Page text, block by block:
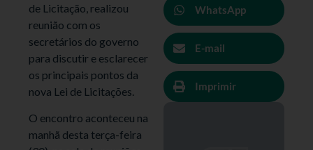
de Licitação, realizou
reunião com os
secretários do governo
para discutir e esclarecer
os principais pontos da
nova Lei de Licitações.
O encontro aconteceu na
manhã desta terça-feira
WhatsApp
E-mail
Imprimir